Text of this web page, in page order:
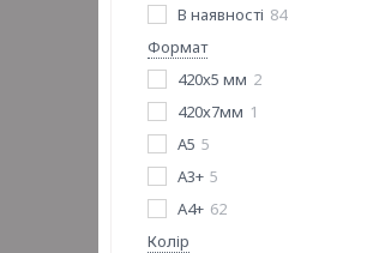
В наявності 84
Формат
420х5 мм 2
420х7мм 1
A5 5
А3+ 5
А4+ 62
Колір